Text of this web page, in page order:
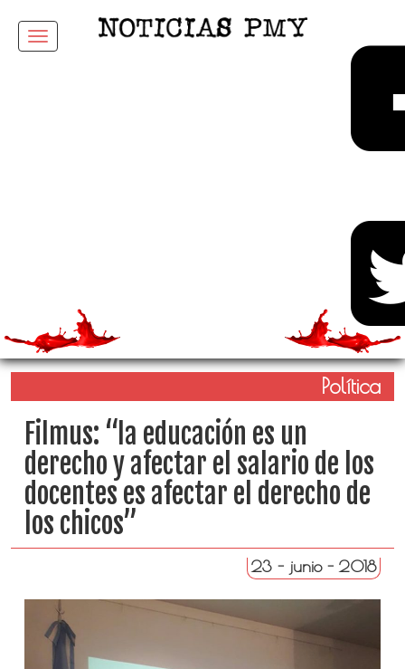
Menu
Política
Filmus: “la educación es un
derecho y afectar el salario de los
docentes es afectar el derecho de
los chicos”
23 - junio - 2018